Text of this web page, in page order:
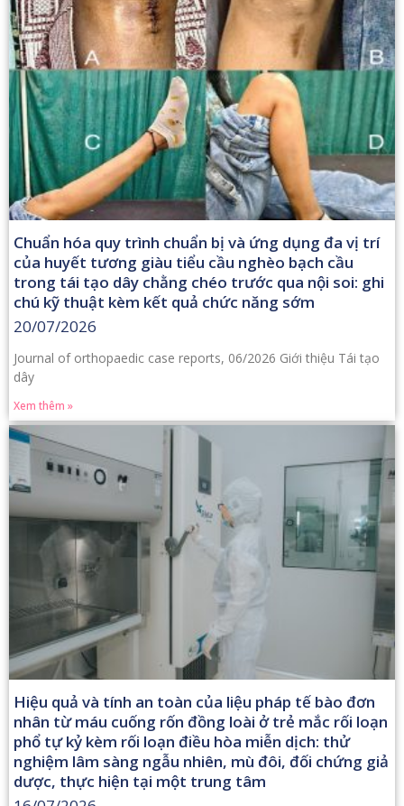
Chuẩn hóa quy trình chuẩn bị và ứng dụng đa vị trí
của huyết tương giàu tiểu cầu nghèo bạch cầu
trong tái tạo dây chằng chéo trước qua nội soi: ghi
chú kỹ thuật kèm kết quả chức năng sớm
20/07/2026
Journal of orthopaedic case reports, 06/2026 Giới thiệu Tái tạo
dây
Xem thêm »
Hiệu quả và tính an toàn của liệu pháp tế bào đơn
nhân từ máu cuống rốn đồng loài ở trẻ mắc rối loạn
phổ tự kỷ kèm rối loạn điều hòa miễn dịch: thử
nghiệm lâm sàng ngẫu nhiên, mù đôi, đối chứng giả
dược, thực hiện tại một trung tâm